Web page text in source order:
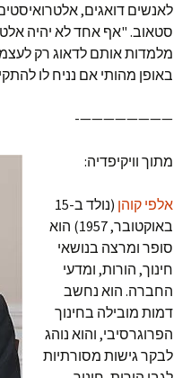
לאנשים דואגים,
סטאוב. "אף אחד לא יהיה
מלמדות אותם לדאוג רק
באופן מהותי אם נניח לו
————————-
מתוך וויקיפדיה:
אלפי קוהן
(נולד ב-15
באוקטובר, 1957) הוא
סופר ומרצה בנושאי
חינוך, הורות, ומדעי
החברה. הוא נחשב
דמות מובילה בחינוך
הפרוגרסיבי, והוא נוהג
לבקר גישות מסורתיות